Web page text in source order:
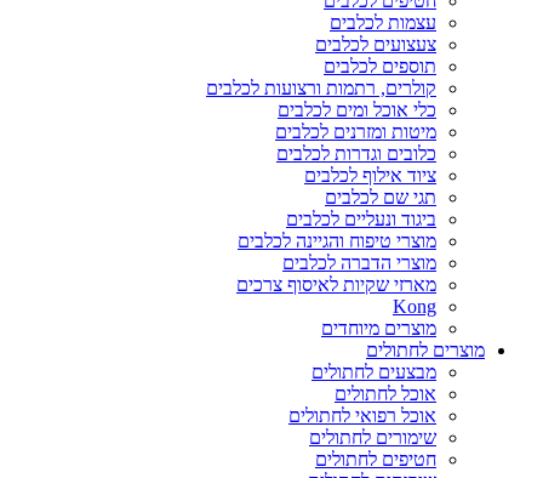
עצמות לכלבים
צעצועים לכלבים
תוספים לכלבים
קולרים, רתמות ורצועות לכלבים
כלי אוכל ומים לכלבים
מיטות ומזרנים לכלבים
כלובים וגדרות לכלבים
ציוד אילוף לכלבים
תגי שם לכלבים
ביגוד ונעליים לכלבים
מוצרי טיפוח והגיינה לכלבים
מוצרי הדברה לכלבים
מארזי שקיות לאיסוף צרכים
Kong
מוצרים מיוחדים
מוצרים לחתולים
מבצעים לחתולים
אוכל לחתולים
אוכל רפואי לחתולים
שימורים לחתולים
חטיפים לחתולים